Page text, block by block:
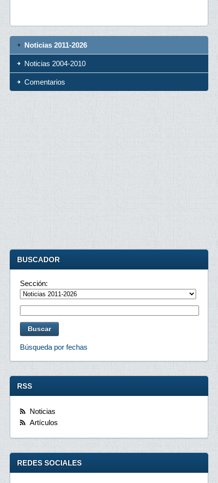
Noticias 2011-2026
Noticias 2004-2010
Comentarios
BUSCADOR
Sección:
Búsqueda por fechas
RSS
Noticias
Artículos
REDES SOCIALES